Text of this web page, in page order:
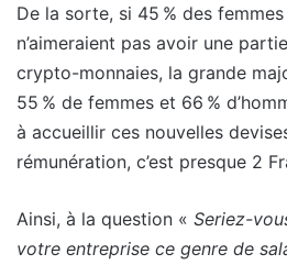
De la sorte, si 45 % des
n’aimeraient pas avoir une
crypto-monnaies, la grande
55 % de femmes et 66 %
à accueillir ces nouvelles
rémunération, c’est presque 2
Ainsi, à la question « Seriez-
votre entreprise ce genre de